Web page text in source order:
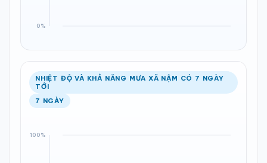
NHIỆT ĐỘ VÀ KHẢ NĂNG MƯA XÃ NẬM CÓ 7 NGÀY
TỚI
7 NGÀY